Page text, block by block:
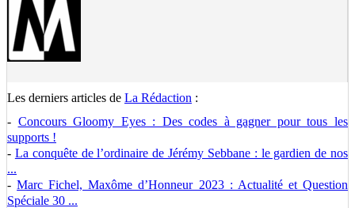
Les derniers articles de La Rédaction :
- Concours Gloomy Eyes : Des codes à gagner pour tous les
supports !
- La conquête de l’ordinaire de Jérémy Sebbane : le gardien de nos
...
-Marc Fichel, Maxôme d’Honneur 2023 : Actualité et Question
Spéciale 30 ...